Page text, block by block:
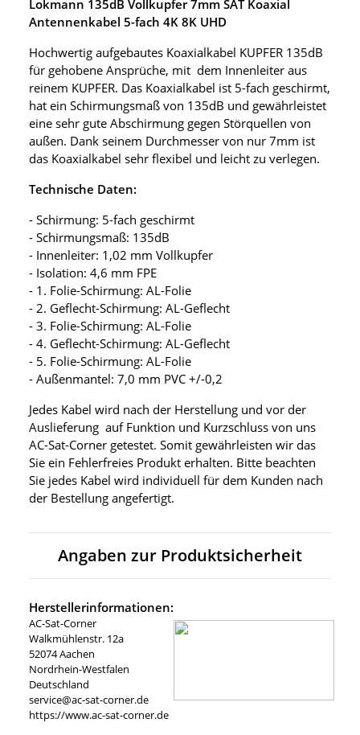
Lokmann 135dB Vollkupfer 7mm SAT Koaxial
Antennenkabel 5-fach 4K 8K UHD
Hochwertig aufgebautes Koaxialkabel KUPFER 135dB
für gehobene Ansprüche, mit dem Innenleiter aus
reinem KUPFER. Das Koaxialkabel ist 5-fach geschirmt,
hat ein Schirmungsmaß von 135dB und gewährleistet
eine sehr gute Abschirmung gegen Störquellen von
außen. Dank seinem Durchmesser von nur 7mm ist
das Koaxialkabel sehr flexibel und leicht zu verlegen.
Technische Daten:
- Schirmung: 5-fach geschirmt
- Schirmungsmaß: 135dB
- Innenleiter: 1,02 mm Vollkupfer
- Isolation: 4,6 mm FPE
- 1. Folie-Schirmung: AL-Folie
- 2. Geflecht-Schirmung: AL-Geflecht
- 3. Folie-Schirmung: AL-Folie
- 4. Geflecht-Schirmung: AL-Geflecht
- 5. Folie-Schirmung: AL-Folie
- Außenmantel: 7,0 mm PVC +/-0,2
Jedes Kabel wird nach der Herstellung und vor der
Auslieferung auf Funktion und Kurzschluss von uns
AC-Sat-Corner getestet. Somit gewährleisten wir das
Sie ein Fehlerfreies Produkt erhalten. Bitte beachten
Sie jedes Kabel wird individuell für dem Kunden nach
der Bestellung angefertigt.
Angaben zur Produktsicherheit
Herstellerinformationen:
AC-Sat-Corner
Walkmühlenstr. 12a
52074 Aachen
Nordrhein-Westfalen
Deutschland
service@ac-sat-corner.de
https://www.ac-sat-corner.de